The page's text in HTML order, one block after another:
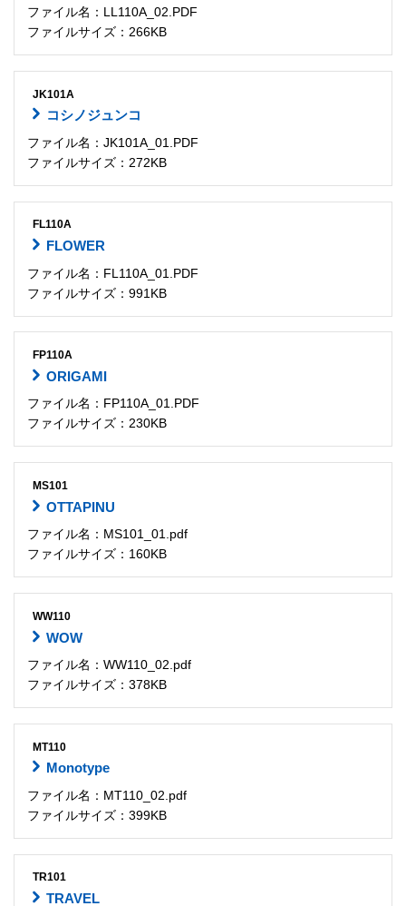
ファイル名：LL110A_02.PDF
ファイルサイズ：266KB
JK101A
コシノジュンコ
ファイル名：JK101A_01.PDF
ファイルサイズ：272KB
FL110A
FLOWER
ファイル名：FL110A_01.PDF
ファイルサイズ：991KB
FP110A
ORIGAMI
ファイル名：FP110A_01.PDF
ファイルサイズ：230KB
MS101
OTTAPINU
ファイル名：MS101_01.pdf
ファイルサイズ：160KB
WW110
WOW
ファイル名：WW110_02.pdf
ファイルサイズ：378KB
MT110
Monotype
ファイル名：MT110_02.pdf
ファイルサイズ：399KB
TR101
TRAVEL